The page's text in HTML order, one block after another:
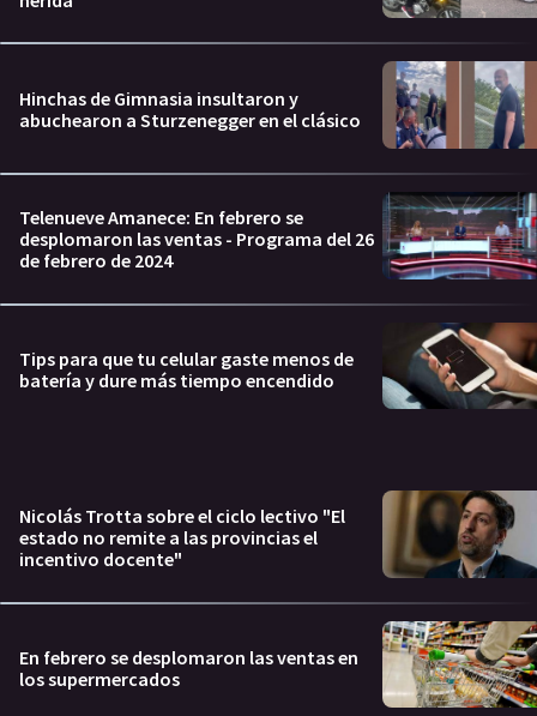
Hinchas de Gimnasia insultaron y
abuchearon a Sturzenegger en el clásico
Telenueve Amanece: En febrero se
desplomaron las ventas - Programa del 26
de febrero de 2024
Tips para que tu celular gaste menos de
batería y dure más tiempo encendido
Nicolás Trotta sobre el ciclo lectivo "El
estado no remite a las provincias el
incentivo docente"
En febrero se desplomaron las ventas en
los supermercados